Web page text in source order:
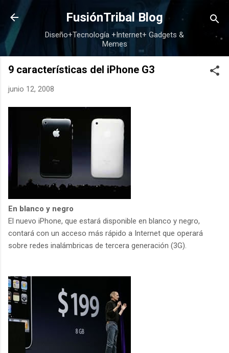
Ir al contenido principal
FusiónTribal Blog
Diseño+Tecnología +Internet+ Gadgets &
Memes
9 características del iPhone G3
junio 12, 2008
En blanco y negro
El nuevo iPhone, que estará disponible en blanco y negro,
contará con un acceso más rápido a Internet que operará
sobre redes inalámbricas de tercera generación (3G).